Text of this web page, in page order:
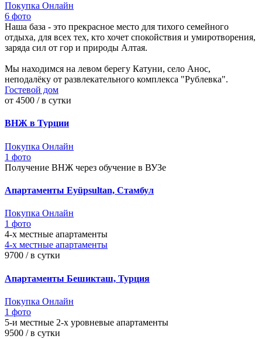
Покупка Онлайн
6 фото
Наша база - это прекрасное место для тихого семейного
отдыха, для всех тех, кто хочет спокойствия и умиротворения,
заряда сил от гор и природы Алтая.
Мы находимся на левом берегу Катуни, село Анос,
неподалёку от развлекательного комплекса "Рублевка".
Гостевой дом
от 4500 / в сутки
ВНЖ в Турции
Покупка Онлайн
1 фото
Получение ВНЖ через обучение в ВУЗе
Апартаменты Eyüpsultan, Стамбул
Покупка Онлайн
1 фото
4-х местные апартаменты
4-х местные апартаменты
9700 / в сутки
Апартаменты Бешикташ, Турция
Покупка Онлайн
1 фото
5-и местные 2-х уровневые апартаменты
9500 / в сутки